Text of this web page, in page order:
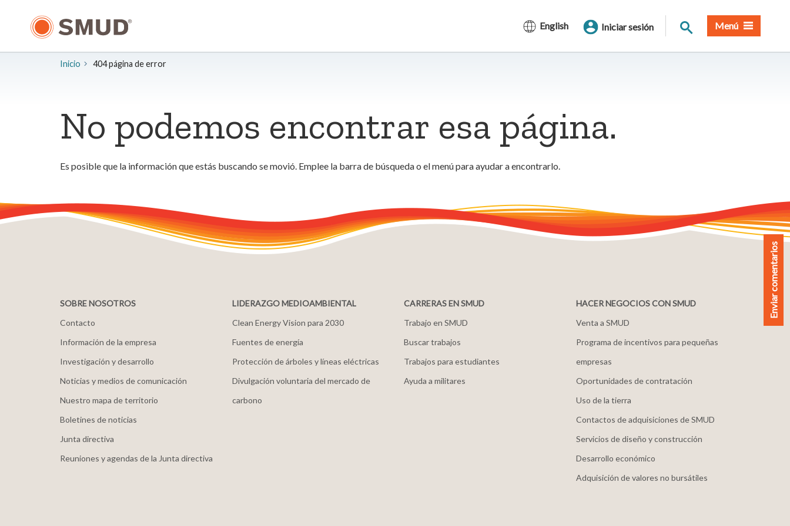
contenido
English Iniciar sesión Buscar en el sitio
Menú
Inicio 404 página de error
No podemos encontrar esa página.
Es posible que la información que estás buscando se movió. Emplee la barra de búsqueda o el menú para ayudar a encontrarlo.
SOBRE NOSOTROS
Contacto
Información de la empresa
Investigación y desarrollo
Noticias y medios de comunicación
Nuestro mapa de territorio
Boletines de noticias
Junta directiva
Reuniones y agendas de la Junta directiva
LIDERAZGO MEDIOAMBIENTAL
Clean Energy Vision para 2030
Fuentes de energía
Protección de árboles y líneas eléctricas
Divulgación voluntaria del mercado de
carbono
CARRERAS EN SMUD
Trabajo en SMUD
Buscar trabajos
Trabajos para estudiantes
Ayuda a militares
HACER NEGOCIOS CON SMUD
Venta a SMUD
Programa de incentivos para pequeñas
empresas
Oportunidades de contratación
Uso de la tierra
Contactos de adquisiciones de SMUD
Servicios de diseño y construcción
Desarrollo económico
Adquisición de valores no bursátiles
Enviar comentarios